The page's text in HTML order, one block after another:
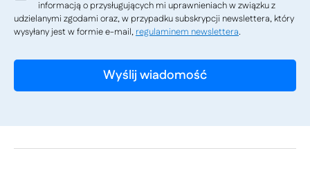
informacją o przysługujących mi uprawnieniach w związku z
udzielanymi zgodami oraz, w przypadku subskrypcji newslettera, który
wysyłany jest w formie e-mail, regulaminem newslettera.